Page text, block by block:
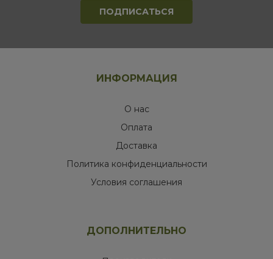
ИНФОРМАЦИЯ
О нас
Оплата
Доставка
Политика конфиденциальности
Условия соглашения
ДОПОЛНИТЕЛЬНО